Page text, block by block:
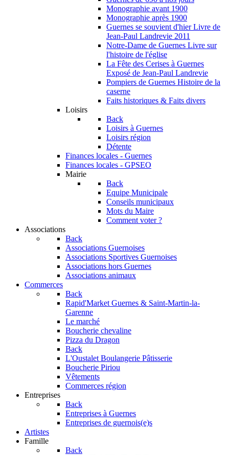
Monographie avant 1900
Monographie après 1900
Guernes se souvient d'hier Livre de
Jean-Paul Landrevie 2011
Notre-Dame de Guernes Livre sur
l'histoire de l'église
La Fête des Cerises à Guernes
Exposé de Jean-Paul Landrevie
Pompiers de Guernes Histoire de la
caserne
Faits historiques & Faits divers
Loisirs
Back
Loisirs à Guernes
Loisirs région
Détente
Finances locales - Guernes
Finances locales - GPSEO
Mairie
Back
Equipe Municipale
Conseils municipaux
Mots du Maire
Comment voter ?
Associations
Back
Associations Guernoises
Associations Sportives Guernoises
Associations hors Guernes
Associations animaux
Commerces
Back
Rapid'Market Guernes & Saint-Martin-la-
Garenne
Le marché
Boucherie chevaline
Pizza du Dragon
Back
L'Oustalet Boulangerie Pâtisserie
Boucherie Piriou
Vêtements
Commerces région
Entreprises
Back
Entreprises à Guernes
Entreprises de guernois(e)s
Artistes
Famille
Back